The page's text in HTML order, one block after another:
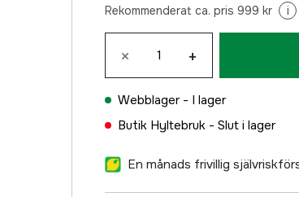
Rekommenderat ca. pris 999 kr i
× +
Webblager - I lager
Butik Hyltebruk - Slut i lager
En månads frivillig